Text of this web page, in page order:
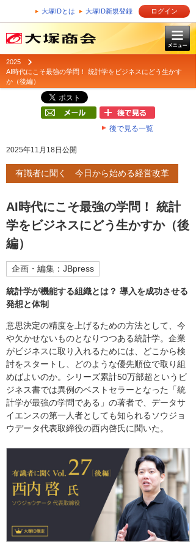
大塚IDとは 大塚ID新規登録 ログイン
2025
AI時代にこそ最強の学問！ 統計学をビジネスにどう生かす
か（後編）
後で見る一覧
2025年11月18日公開
有識者に聞く 今日から始める経営改革
AI時代にこそ最強の学問！ 統計
学をビジネスにどう生かすか（後
編）
企画・編集：JBpress
統計学が機能する組織とは？ 導入を成功させる
発想と体制
意思決定の精度を上げるための方法として、今
や欠かせないものとなりつつある統計学。企業
がビジネスに取り入れるためには、どこから検
討をスタートし、どのような優先順位で取り組
めばよいのか。シリーズ累計50万部超というビ
ジネス書では異例のベストセラーとなった「統
計学が最強の学問である」の著者で、データサ
イエンスの第一人者としても知られるソウジョ
ウデータ代表取締役の西内啓氏に聞いた。